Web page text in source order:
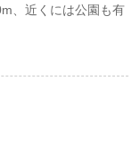
、近くには公園も有